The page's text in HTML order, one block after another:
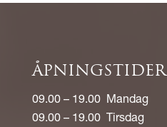
ÅPNINGSTIDER
09.00 – 19.00 Mandag
09.00 – 19.00 Tirsdag